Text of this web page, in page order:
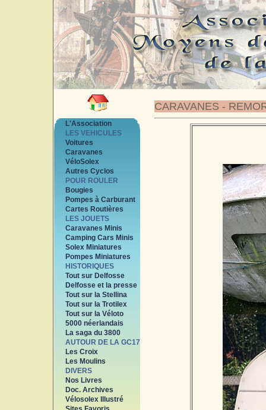
CARAVANES -
L'Association
LES VEHICULES
Voitures
Caravanes
VéloSolex
Autres Cyclos
POUR ROULER
Bougies
Pompes à Carburant
Cartes Routières
LES JOUETS
Caravanes Minis
Camping Cars Minis
Solex Miniatures
Pompes Miniatures
HISTORIQUES
Tout sur Delfosse
Delfosse et la presse
Tout sur la Stellina
Tout sur la Trotilex
Tout sur la Véloto
5000 néerlandais
La saga du 3800
AUTOUR DE LA GC17
Les Croix
Les Moulins
DIVERS
Nos Livres
Doc. Archives
Vélosolex Illustré